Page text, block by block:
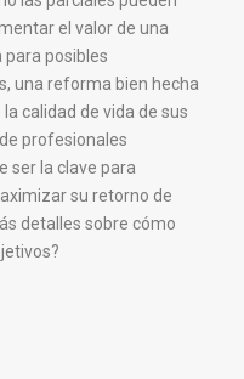
el valor de una
posibles
una reforma bien hecha
calidad de vida de sus
profesionales
ser la clave para
su retorno de
detalles sobre cómo